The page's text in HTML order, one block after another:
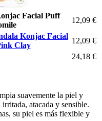
Facial Puff
12,09 €
Konjac Facial
Clay
12,09 €
24,18 €
suavemente la piel y
atacada y sensible.
su piel es más flexible y